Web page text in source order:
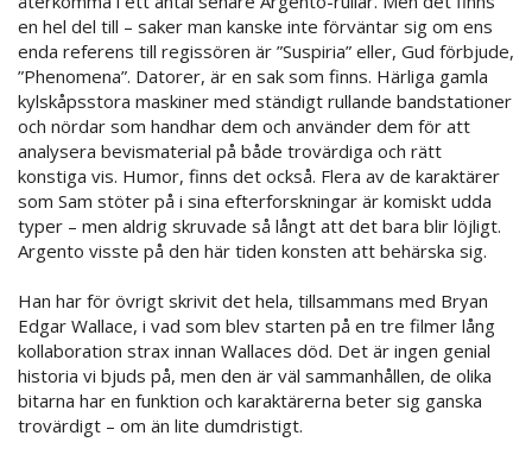
en hel del till – saker man kanske inte förväntar sig om ens
enda referens till regissören är ”Suspiria” eller, Gud förbjude,
”Phenomena”. Datorer, är en sak som finns. Härliga gamla
kylskåpsstora maskiner med ständigt rullande bandstationer
och nördar som handhar dem och använder dem för att
analysera bevismaterial på både trovärdiga och rätt
konstiga vis. Humor, finns det också. Flera av de karaktärer
som Sam stöter på i sina efterforskningar är komiskt udda
typer – men aldrig skruvade så långt att det bara blir löjligt.
Argento visste på den här tiden konsten att behärska sig.
Han har för övrigt skrivit det hela, tillsammans med Bryan
Edgar Wallace, i vad som blev starten på en tre filmer lång
kollaboration strax innan Wallaces död. Det är ingen genial
historia vi bjuds på, men den är väl sammanhållen, de olika
bitarna har en funktion och karaktärerna beter sig ganska
trovärdigt – om än lite dumdristigt.